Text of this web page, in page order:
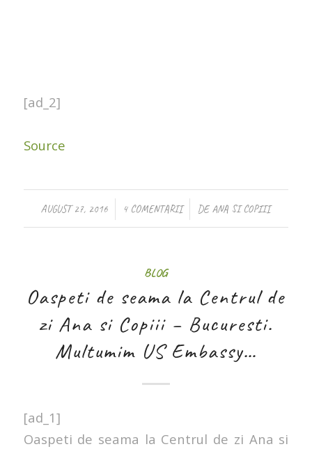
[ad_2]
Source
AUGUST 27, 2016
/ 4 COMENTARII
/ DE ANA SI COPIII
BLOG
Oaspeti de seama la Centrul de
zi Ana si Copiii – Bucuresti.
Multumim US Embassy…
[ad_1]
Oaspeti de seama la Centrul de zi Ana si